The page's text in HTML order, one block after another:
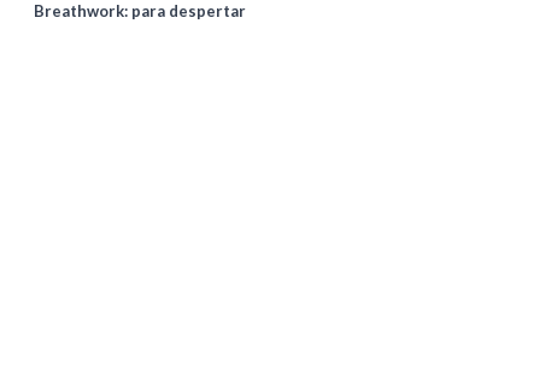
Breathwork: para despertar